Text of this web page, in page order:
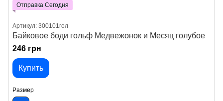
Отправка Сегодня
Артикул: 300101гол
Байковое боди гольф Медвежонок и Месяц голубое
246 грн
Купить
Размер